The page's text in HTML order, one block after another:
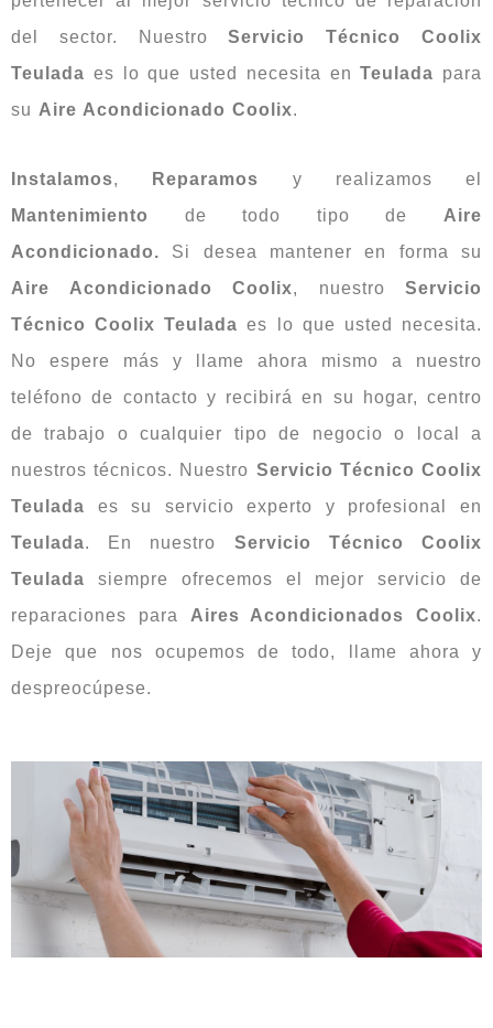
del sector. NuestroServicio Técnico Coolix
Teulada es lo que usted necesita enTeulada para
su Aire Acondicionado Coolix.
Instalamos, Reparamos y realizamos el
Mantenimiento
de todo tipo de Aire
Acondicionado. Si desea mantener en forma su
Aire Acondicionado Coolix, nuestro Servicio
Técnico Coolix Teulada es lo que usted necesita.
No espere más y llame ahora mismo a nuestro
teléfono de contacto y recibirá en su hogar, centro
de trabajo o cualquier tipo de negocio o local a
nuestros técnicos. Nuestro Servicio Técnico Coolix
Teulada es su servicio experto y profesional en
Teulada. En nuestro Servicio Técnico Coolix
Teulada siempre ofrecemos el mejor servicio de
reparaciones para Aires Acondicionados Coolix.
Deje que nos ocupemos de todo, llame ahora y
despreocúpese.